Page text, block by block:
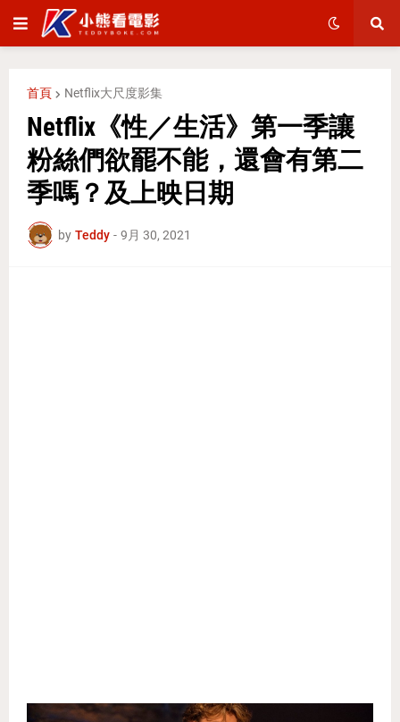
首頁 Netflix大尺度影集
Netflix《性／生活》第一季讓
粉絲們欲罷不能，還會有第二
季嗎？及上映日期
by Teddy - 9月 30, 2021